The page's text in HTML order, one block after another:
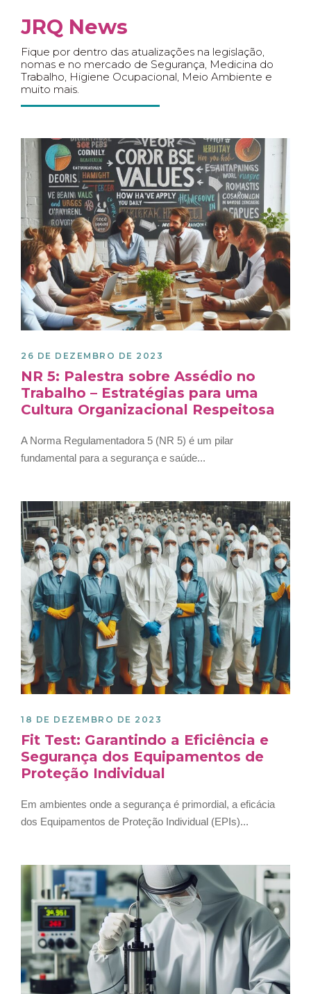
JRQ News
Fique por dentro das atualizações na legislação,
nomas e no mercado de Segurança, Medicina do
Trabalho, Higiene Ocupacional, Meio Ambiente e
muito mais.
26 DE DEZEMBRO DE 2023
NR 5: Palestra sobre Assédio no
Trabalho – Estratégias para uma
Cultura Organizacional Respeitosa
A Norma Regulamentadora 5 (NR 5) é um pilar
fundamental para a segurança e saúde...
18 DE DEZEMBRO DE 2023
Fit Test: Garantindo a Eficiência e
Segurança dos Equipamentos de
Proteção Individual
Em ambientes onde a segurança é primordial, a eficácia
dos Equipamentos de Proteção Individual (EPIs)...